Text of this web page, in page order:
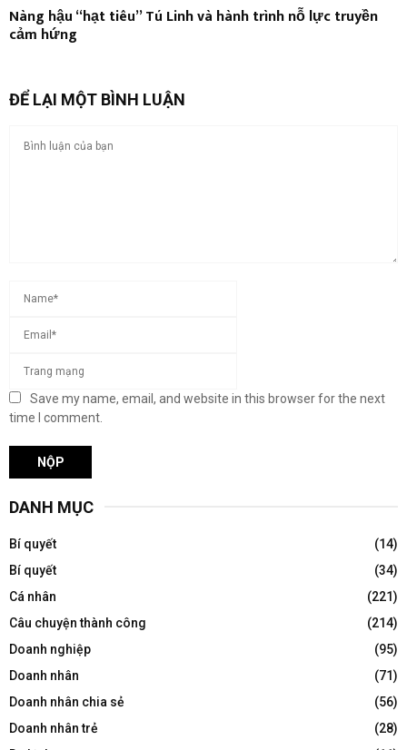
Nàng hậu “hạt tiêu” Tú Linh và hành trình nỗ lực truyền
cảm hứng
ĐỂ LẠI MỘT BÌNH LUẬN
Save my name, email, and website in this browser for the next
time I comment.
DANH MỤC
Bí quyết
(14)
Bí quyết
(34)
Cá nhân
(221)
Câu chuyện thành công
(214)
Doanh nghiệp
(95)
Doanh nhân
(71)
Doanh nhân chia sẻ
(56)
Doanh nhân trẻ
(28)